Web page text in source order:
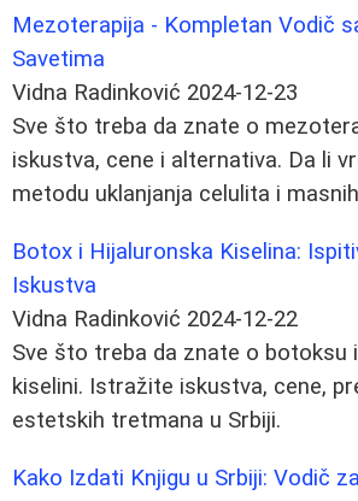
Mezoterapija - Kompletan Vodič
Savetima
Vidna Radinković 2024-12-23
Sve što treba da znate o
iskustva, cene i alternativa. Da li
metodu uklanjanja celulita i
Botox i Hijaluronska Kiselina:
Iskustva
Vidna Radinković 2024-12-22
Sve što treba da znate o botoksu
kiselini. Istražite iskustva, cene,
estetskih tretmana u Srbiji.
Kako Izdati Knjigu u Srbiji: Vodič